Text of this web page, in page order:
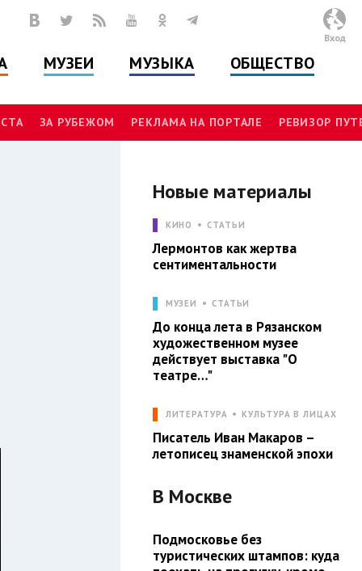
МУЗЕИ МУЗЫКА ОБЩЕСТВО
Вход
ЗА РУБЕЖОМ РЕКЛАМА НА ПОРТАЛЕ РЕВИЗОР
Новые материалы
КИНО СТАТЬИ
Лермонтов как жертва
сентиментальности
МУЗЕИ СТАТЬИ
До конца лета в Рязанском
художественном музее
действует выставка "О
театре…"
ЛИТЕРАТУРА КУЛЬТУРА В ЛИЦАХ
Писатель Иван Макаров –
летописец знаменской эпохи
В Москве
Подмосковье без
туристических штампов: куда